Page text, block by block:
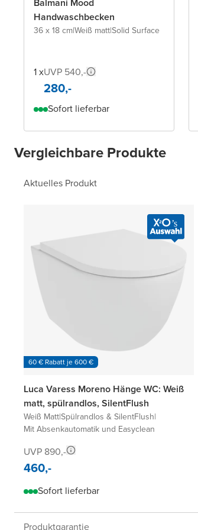
Balmani Mood
Handwaschbecken
36 x 18 cm|Weiß matt|Solid Surface
1 xUVP 540,-
280,-
Sofort lieferbar
Vergleichbare Produkte
Aktuelles Produkt
60 € Rabatt je 600 €
Luca Varess Moreno Hänge WC: Weiß
matt, spülrandlos, SilentFlush
Weiß Matt|Spülrandlos & SilentFlush|
Mit Absenkautomatik und Easyclean
UVP 890,-
460,-
Sofort lieferbar
Produktgarantie